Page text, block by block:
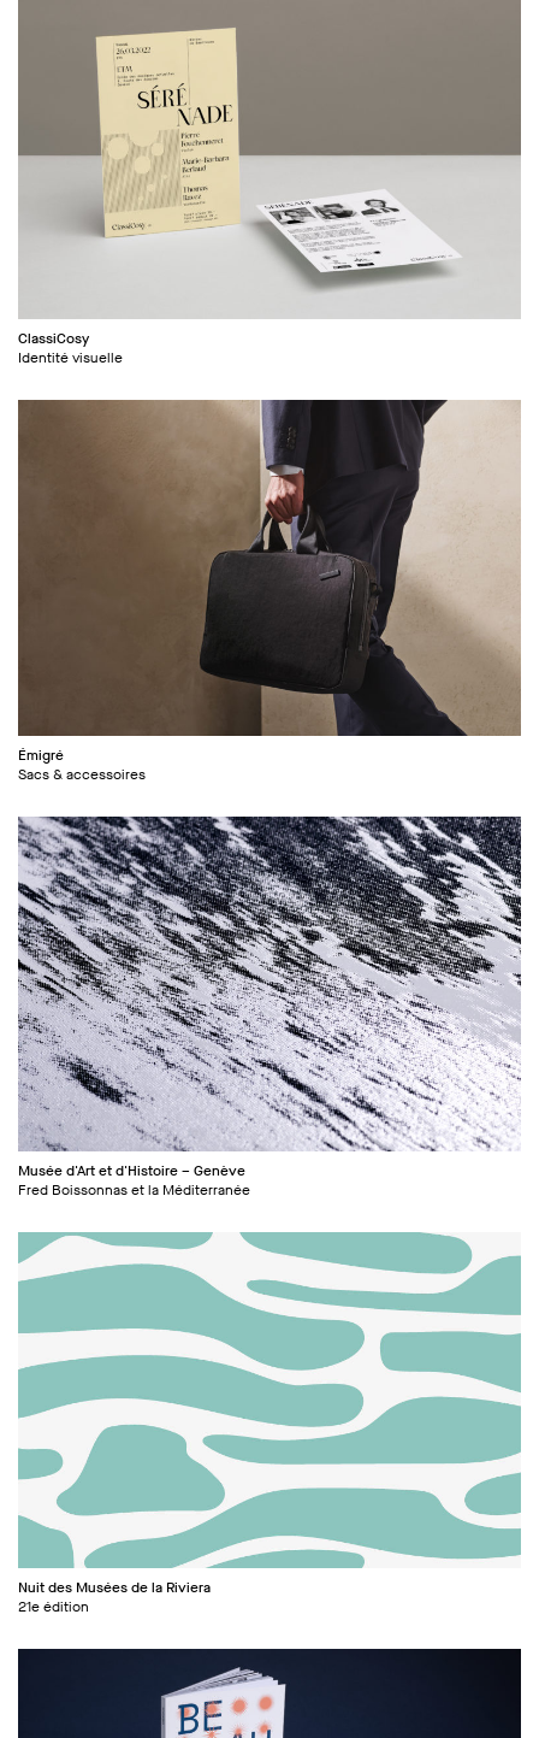
ClassiCosy
Identité visuelle
Émigré
Sacs & accessoires
Musée d'Art et d'Histoire – Genève
Fred Boissonnas et la Méditerranée
Nuit des Musées de la Riviera
21e édition